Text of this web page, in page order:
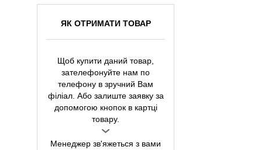
ЯК ОТРИМАТИ ТОВАР
Щоб купити даний товар,
зателефонуйте нам по
телефону в зручний Вам
філіал. Або залиште заявку за
допомогою кнопок в картці
товару.
Менеджер зв'яжеться з вами